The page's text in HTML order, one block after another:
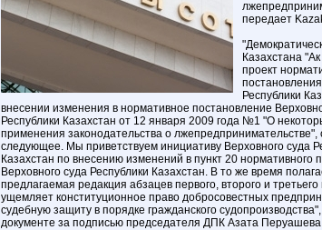
передает
Казахстана
проект
Республики
внесении изменения в нормативное постановление
Республики Казахстан от 12 января 2009 года №1 "О
применения законодательства о
следующее. Мы приветствуем инициативу Верховного суда
Казахстан по внесению изменений в пункт 20 нормативного
Верховного суда Республики Казахстан. В то же время
предлагаемая редакция абзацев первого, второго и третьего
ущемляет конституционное право добросовестных
судебную защиту в порядке гражданского судопроизводства",
документе за подписью председателя ДПК Азата